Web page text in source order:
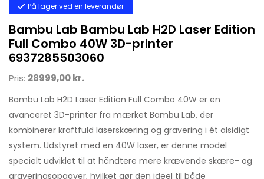
På lager ved en leverandør
Bambu Lab Bambu Lab H2D Laser Edition
Full Combo 40W 3D-printer
6937285503060
Pris: 28999,00 kr.
Bambu Lab H2D Laser Edition Full Combo 40W er en
avanceret 3D-printer fra mærket Bambu Lab, der
kombinerer kraftfuld laserskæring og gravering i ét alsidigt
system. Udstyret med en 40W laser, er denne model
specielt udviklet til at håndtere mere krævende skære- og
graveringsopgaver, hvilket gør den ideel til både